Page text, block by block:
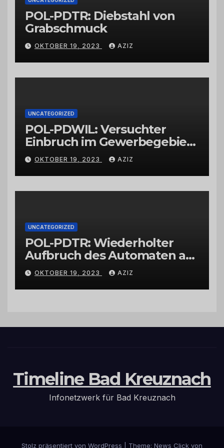
POL-PDTR: Diebstahl von
Grabschmuck
OKTOBER 19, 2023 AZIZ
UNCATEGORIZED
POL-PDWIL: Versuchter
Einbruch im Gewerbegebiet
Wittlich
OKTOBER 19, 2023 AZIZ
UNCATEGORIZED
POL-PDTR: Wiederholter
Aufbruch des Automaten am
Wohnmobilstellplatz in
Hermeskeil am Labachweg
OKTOBER 19, 2023 AZIZ
Timeline Bad Kreuznach
Infonetzwerk für Bad Kreuznach
Stolz präsentiert von WordPress Theme: News Click von